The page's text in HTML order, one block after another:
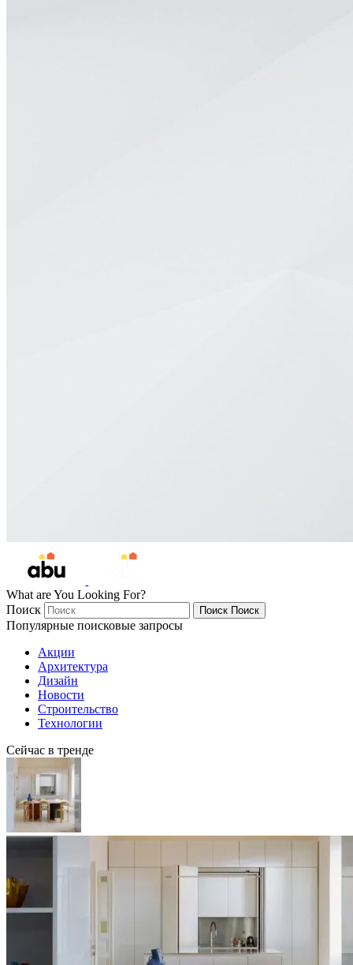
What are You Looking For?
Поиск
Поиск Поиск
Популярные поисковые запросы
Акции
Архитектура
Дизайн
Новости
Строительство
Технологии
Сейчас в тренде